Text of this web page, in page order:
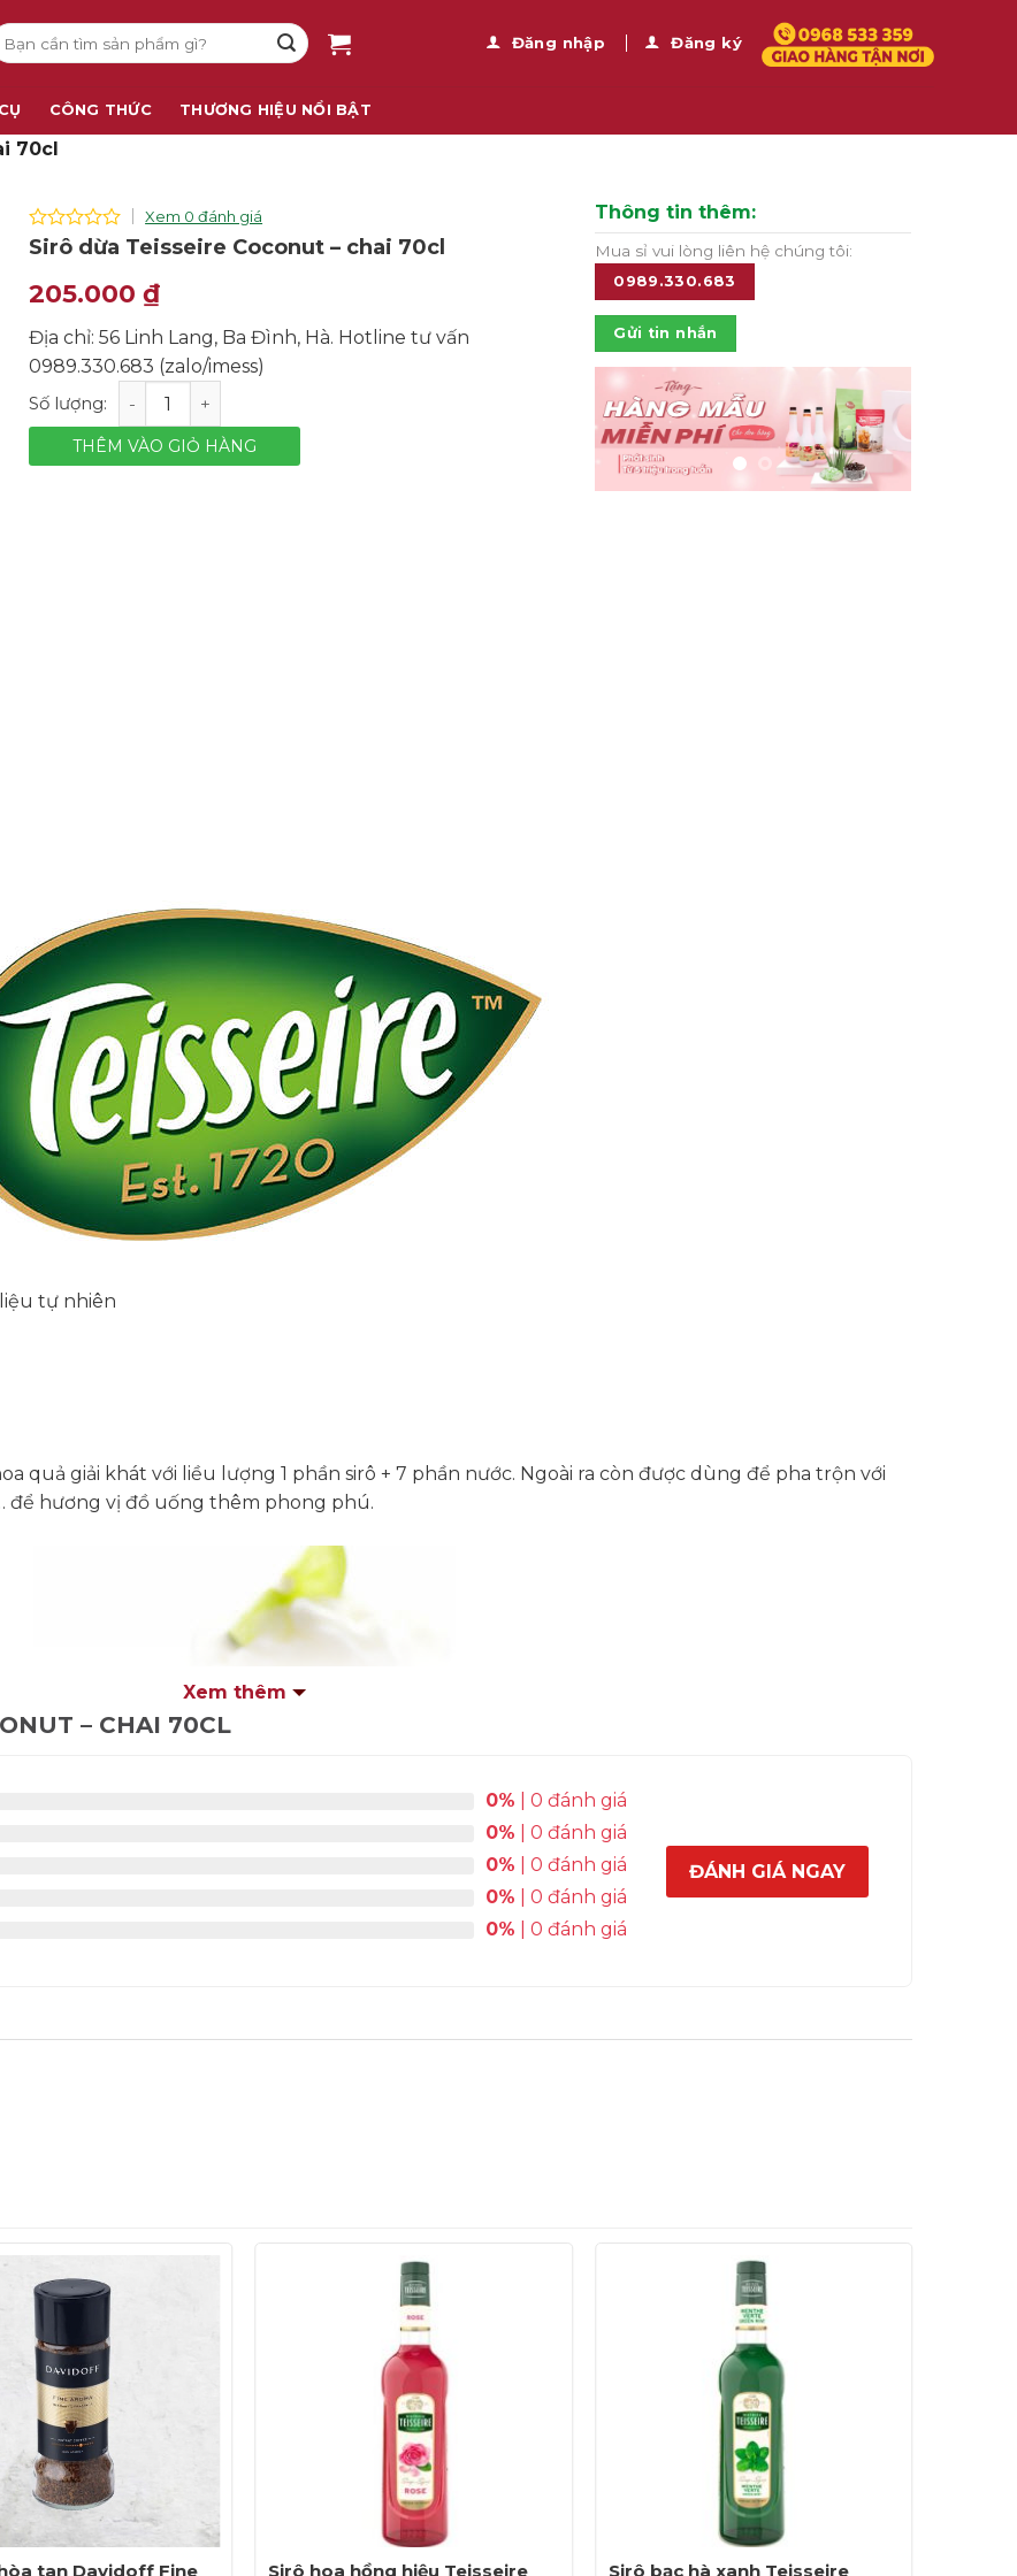
Đăng nhập Đăng ký
CÔNG THỨC THƯƠNG HIỆU NỔI BẬT
70cl
0
5
Xem 0 đánh giá
Sirô dừa Teisseire Coconut – chai 70cl
205.000₫
Địa chỉ: 56 Linh Lang, Ba Đình, Hà. Hotline tư vấn
0989.330.683 (zalo/imess)
Sirô dừa Teisseire Coconut - chai 70cl số lượng
THÊM VÀO GIỎ HÀNG
Thông tin thêm:
Mua sỉ vui lòng liên hệ chúng tôi:
0989.330.683
Gửi tin nhắn
tự nhiên
quả giải khát với liều lượng 1 phần sirô + 7 phần nước. Ngoài ra còn được dùng để pha trộn với
để hương vị đồ uống thêm phong phú.
Xem thêm
– CHAI 70CL
0% | 0 đánh giá
0% | 0 đánh giá
0% | 0 đánh giá
0% | 0 đánh giá
0% | 0 đánh giá
ĐÁNH GIÁ NGAY
tan Davidoff Fine
Sirô hoa hồng hiệu Teisseire
Sirô bạc hà xanh Teisseire